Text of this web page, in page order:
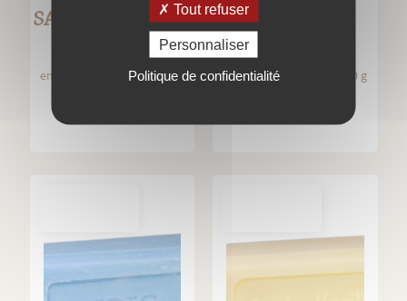
SAVON FLEURS DE
enrichi en karité bio - 150 g
SAVON FLEUR
D'ORANGER
enrichi en karité bio - 150 g
Tout refuser
Personnaliser
Politique de confidentialité